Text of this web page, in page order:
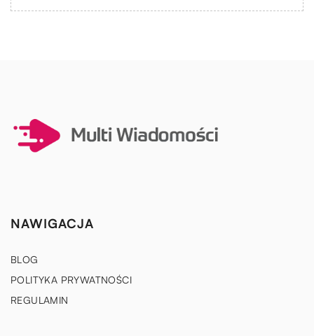
NAWIGACJA
BLOG
POLITYKA PRYWATNOŚCI
REGULAMIN